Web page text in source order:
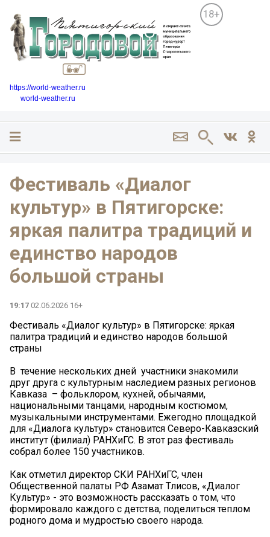
18+
https://world-weather.ru
world-weather.ru
Фестиваль «Диалог
культур» в Пятигорске:
яркая палитра традиций и
единство народов
большой страны
19:17 02.06.2026 16+
Фестиваль «Диалог культур» в Пятигорске: яркая
палитра традиций и единство народов большой
страны
В течение нескольких дней участники знакомили
друг друга с культурным наследием разных регионов
Кавказа – фольклором, кухней, обычаями,
национальными танцами, народным костюмом,
музыкальными инструментами. Ежегодно площадкой
для «Диалога культур» становится Северо-Кавказский
институт (филиал) РАНХиГС. В этот раз фестиваль
собрал более 150 участников.
Как отметил директор СКИ РАНХиГС, член
Общественной палаты РФ Азамат Тлисов, «Диалог
Культур» - это возможность рассказать о том, что
формировало каждого с детства, поделиться теплом
родного дома и мудростью своего народа.